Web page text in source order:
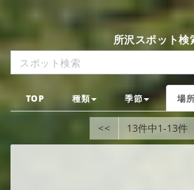
所沢スポット検
TOP 種類 季節 場所
<< 13件中1-13件